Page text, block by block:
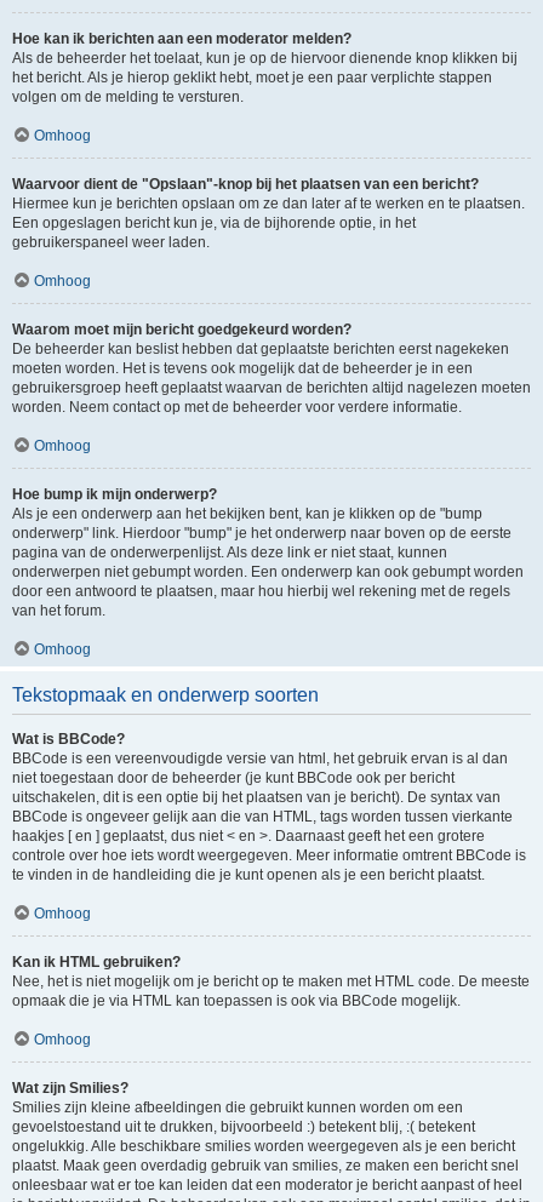
Hoe kan ik berichten aan een moderator melden?
Als de beheerder het toelaat, kun je op de hiervoor dienende knop klikken bij
het bericht. Als je hierop geklikt hebt, moet je een paar verplichte stappen
volgen om de melding te versturen.
Omhoog
Waarvoor dient de "Opslaan"-knop bij het plaatsen van een bericht?
Hiermee kun je berichten opslaan om ze dan later af te werken en te plaatsen.
Een opgeslagen bericht kun je, via de bijhorende optie, in het
gebruikerspaneel weer laden.
Omhoog
Waarom moet mijn bericht goedgekeurd worden?
De beheerder kan beslist hebben dat geplaatste berichten eerst nagekeken
moeten worden. Het is tevens ook mogelijk dat de beheerder je in een
gebruikersgroep heeft geplaatst waarvan de berichten altijd nagelezen moeten
worden. Neem contact op met de beheerder voor verdere informatie.
Omhoog
Hoe bump ik mijn onderwerp?
Als je een onderwerp aan het bekijken bent, kan je klikken op de "bump
onderwerp" link. Hierdoor "bump" je het onderwerp naar boven op de eerste
pagina van de onderwerpenlijst. Als deze link er niet staat, kunnen
onderwerpen niet gebumpt worden. Een onderwerp kan ook gebumpt worden
door een antwoord te plaatsen, maar hou hierbij wel rekening met de regels
van het forum.
Omhoog
Tekstopmaak en onderwerp soorten
Wat is BBCode?
BBCode is een vereenvoudigde versie van html, het gebruik ervan is al dan
niet toegestaan door de beheerder (je kunt BBCode ook per bericht
uitschakelen, dit is een optie bij het plaatsen van je bericht). De syntax van
BBCode is ongeveer gelijk aan die van HTML, tags worden tussen vierkante
haakjes [ en ] geplaatst, dus niet < en >. Daarnaast geeft het een grotere
controle over hoe iets wordt weergegeven. Meer informatie omtrent BBCode is
te vinden in de handleiding die je kunt openen als je een bericht plaatst.
Omhoog
Kan ik HTML gebruiken?
Nee, het is niet mogelijk om je bericht op te maken met HTML code. De meeste
opmaak die je via HTML kan toepassen is ook via BBCode mogelijk.
Omhoog
Wat zijn Smilies?
Smilies zijn kleine afbeeldingen die gebruikt kunnen worden om een
gevoelstoestand uit te drukken, bijvoorbeeld :) betekent blij, :( betekent
ongelukkig. Alle beschikbare smilies worden weergegeven als je een bericht
plaatst. Maak geen overdadig gebruik van smilies, ze maken een bericht snel
onleesbaar wat er toe kan leiden dat een moderator je bericht aanpast of heel